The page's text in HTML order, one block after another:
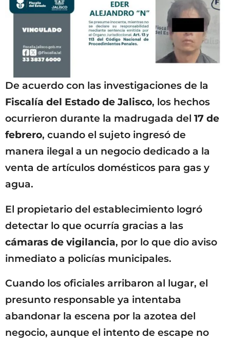
De acuerdo con las investigaciones de la
Fiscalía del Estado de Jalisco, los hechos
ocurrieron durante la madrugada del 17 de
febrero, cuando el sujeto ingresó de
manera ilegal a un negocio dedicado a la
venta de artículos domésticos para gas y
agua.
El propietario del establecimiento logró
detectar lo que ocurría gracias a las
cámaras de vigilancia, por lo que dio aviso
inmediato a policías municipales.
Cuando los oficiales arribaron al lugar, el
presunto responsable ya intentaba
abandonar la escena por la azotea del
negocio, aunque el intento de escape no